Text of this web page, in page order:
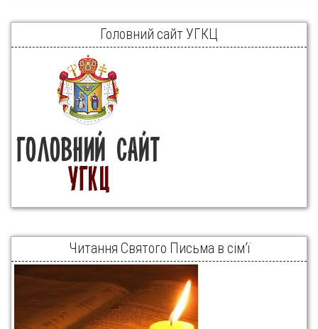
Головний сайт УГКЦ
Читання Святого Письма в сім’ї